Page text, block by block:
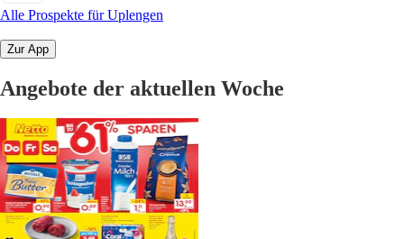
Alle Prospekte für Uplengen
Zur App
Angebote der aktuellen Woche